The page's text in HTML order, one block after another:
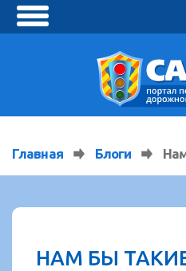
toggle
Главная Блоги
НАМ БЫ